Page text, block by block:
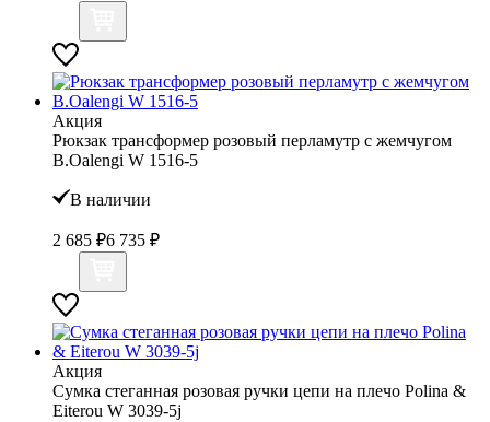
Акция
Рюкзак трансформер розовый перламутр с жемчугом
B.Oalengi W 1516-5
В наличии
2 685 ₽6 735 ₽
Акция
Сумка стеганная розовая ручки цепи на плечо Polina &
Eiterou W 3039-5j